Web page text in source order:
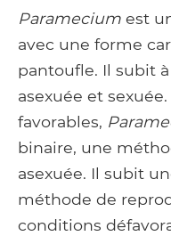
Facebook
Paramecium est
avec une forme
pantoufle. Il subit
asexuée et
favorables,
binaire, une
asexuée. Il subit
méthode de
conditions